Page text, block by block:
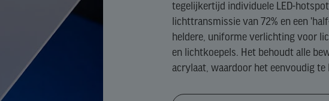
(HIGH
LAMINATE)
tegelijkertijd individuele LED-
lichttransmissie van 72% en een
heldere, uniforme verlichting voor
en lichtkoepels. Het behoudt alle
acrylaat, waardoor het eenvoudig